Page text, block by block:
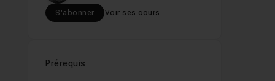
S'abonner Voir ses cours
Prérequis